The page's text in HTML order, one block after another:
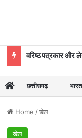
छत्तीसगढ़ भारत
Home /खेल
खेल